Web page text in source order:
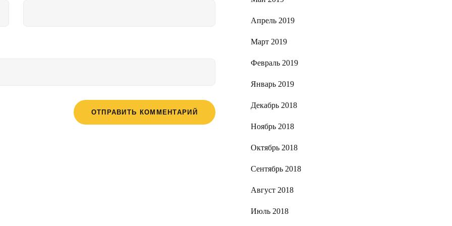
Апрель 2019
Март 2019
Февраль 2019
Январь 2019
Декабрь 2018
Ноябрь 2018
Октябрь 2018
Сентябрь 2018
Август 2018
Июль 2018